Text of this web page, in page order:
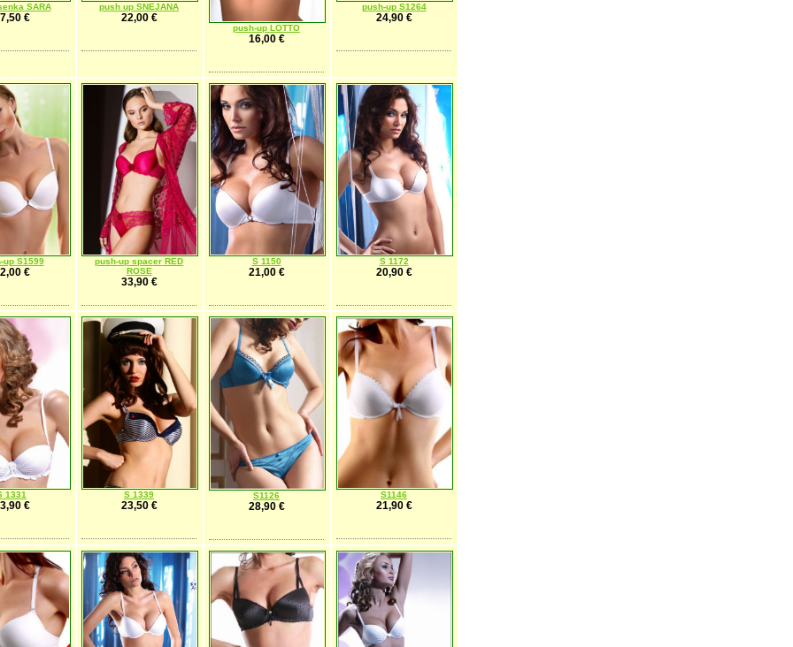
SARA
€
push up SNEJANA
22,00 €
push-up LOTTO
16,00 €
push-up S1264
24,90 €
up S1599
€
push-up spacer RED
ROSE
33,90 €
S 1150
21,00 €
S 1172
20,90 €
1331
€
S 1339
23,50 €
S1126
28,90 €
S1146
21,90 €